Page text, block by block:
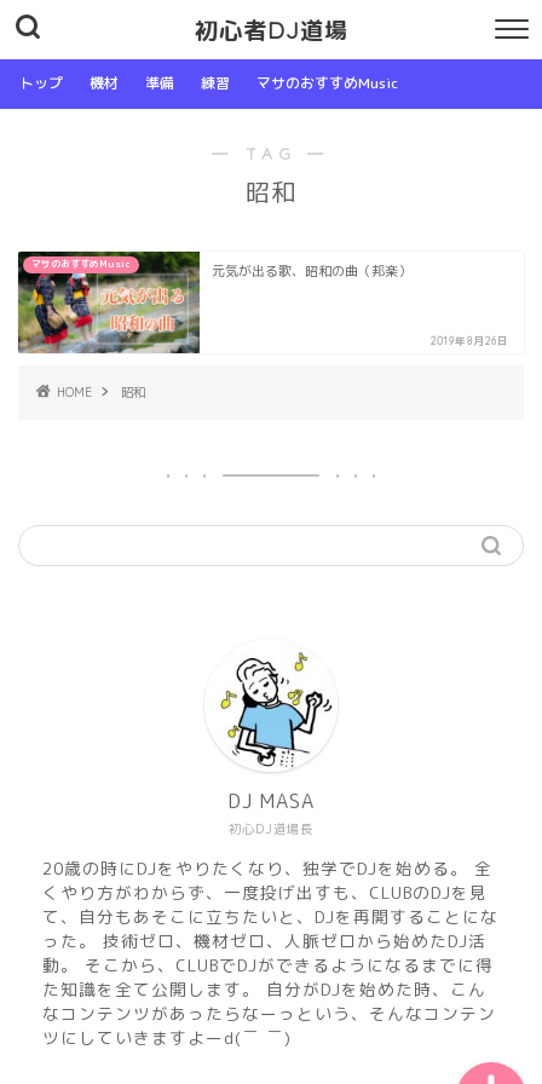
初心者DJ道場
トップ 機材 準備 練習 マサのおすすめMusic
― TAG ―
昭和
マサのおすすめMusic 元気が出る歌、昭和の曲（邦楽）
2019年8月26日
HOME 昭和
初心DJ道場長
DJ MASA
20歳の時にDJをやりたくなり、独学でDJを始める。 全
くやり方がわからず、一度投げ出すも、CLUBのDJを見
て、自分もあそこに立ちたいと、DJを再開することにな
った。 技術ゼロ、機材ゼロ、人脈ゼロから始めたDJ活
動。 そこから、CLUBでDJができるようになるまでに得
た知識を全て公開します。 自分がDJを始めた時、こん
なコンテンツがあったらなーっという、そんなコンテン
ツにしていきますよーd(￣ ￣)
マサのおすすめMusic
DJ MASA Mix